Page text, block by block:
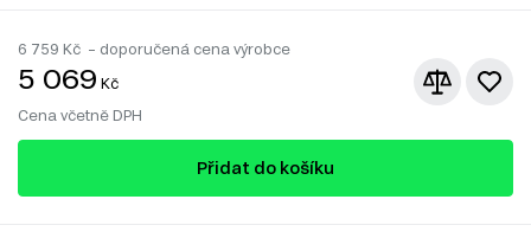
6 759 Kč – doporučená cena výrobce
5 069 Kč
Cena včetně DPH
Přidat do košíku